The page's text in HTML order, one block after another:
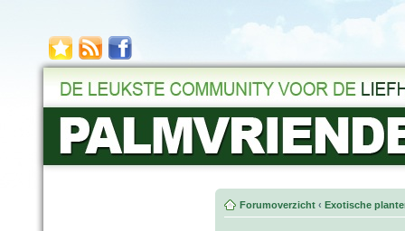
Forumoverzicht ‹ Exotische